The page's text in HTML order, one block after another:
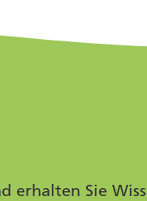
erhalten Sie